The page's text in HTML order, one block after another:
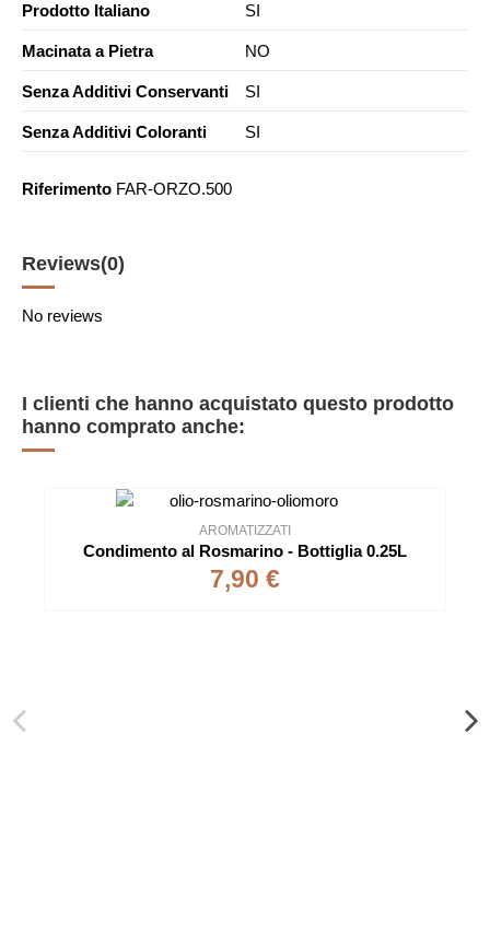
Prodotto Italiano SI
Macinata a Pietra NO
Senza Additivi Conservanti SI
Senza Additivi Coloranti SI
Riferimento FAR-ORZO.500
Reviews(0)
No reviews
I clienti che hanno acquistato questo prodotto
hanno comprato anche:
AROMATIZZATI
Condimento al Rosmarino - Bottiglia 0.25L
7,90 €